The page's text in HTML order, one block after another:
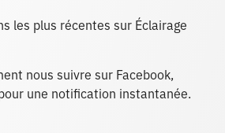
les plus récentes sur Éclairage
nous suivre sur Facebook,
une notification instantanée.